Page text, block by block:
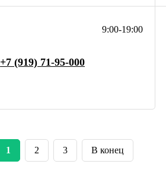
9:00-19:00
+7 (919) 71-95-000
1 2 3 В конец